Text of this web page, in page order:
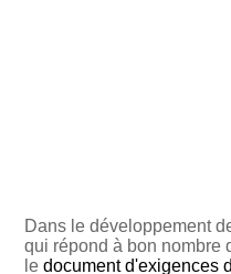
Dans le développement
qui répond à bon nombre
le document d'exigences